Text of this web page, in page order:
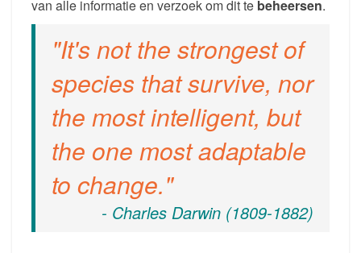
van alle informatie en verzoek om dit te beheersen.
It's not the strongest of
species that survive, nor
the most intelligent, but
the one most adaptable
to change.
- Charles Darwin (1809-1882)